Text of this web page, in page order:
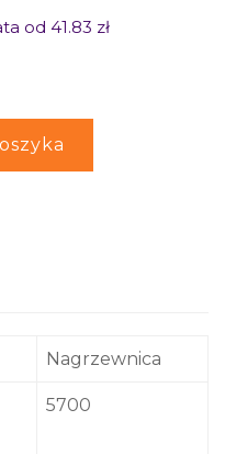
od 41.83 zł
Nagrzewnica
5700